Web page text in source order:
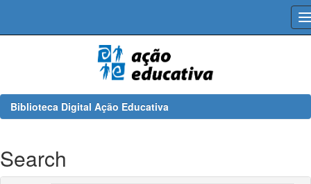
Biblioteca Digital Ação Educativa
Search